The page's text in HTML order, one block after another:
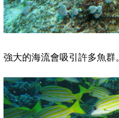
強大的海流會吸引許多魚群